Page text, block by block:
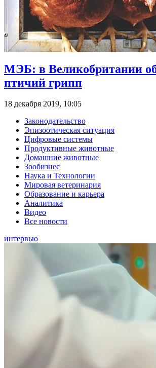
МЭБ: в Великобритании
птичий грипп
18 декабря 2019, 10:05
Законодательство
Эпизоотическая ситуация
Цифровые системы
Продуктивные животные
Домашние животные
Зообизнес
Наука и Технологии
Мировая ветеринария
Образование и карьера
Аналитика
Видео
Все новости
интервью